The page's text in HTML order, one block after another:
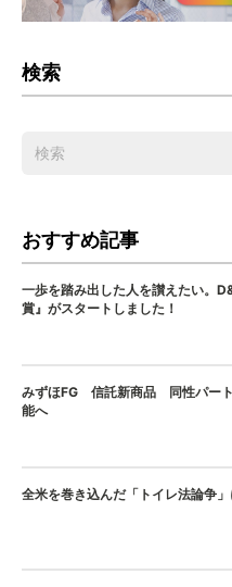
検索
おすすめ記事
一歩を踏み出した人を讃えたい。
賞』がスタートしました！
みずほFG 信託新商品 同性パー
能へ
全米を巻き込んだ「トイレ法論争